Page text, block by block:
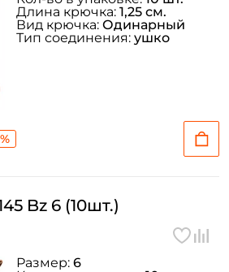
Длина крючка: 1,25 см.
Вид крючка: Одинарный
Тип соединения: ушко
Bz 6 (10шт.)
Размер: 6